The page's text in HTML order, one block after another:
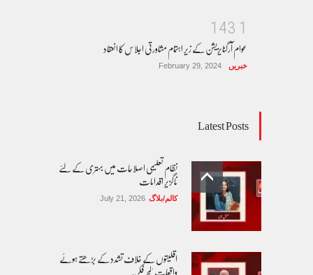
1
3
4
1
عوام آرگنایزیشن کے زیر اہتمام مشاورتی اجلاس کا انعقاد
خبریں February 29, 2024
Latest Posts
نظام تعلیمی اصلاحات میں بہتری کے لئے
ناگزیر اقدامات
کالم/بلاگ July 21, 2026
اقلیتوں کے خلاف تشدد کے بڑھتے ہوئے